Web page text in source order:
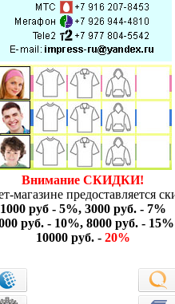
Внимание СКИДКИ!
магазине предоставляется
1000 руб - 5%, 3000 руб. - 7%
руб. - 10%, 8000 руб. - 15%
10000 руб. - 20%